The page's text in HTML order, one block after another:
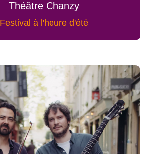
Théâtre Chanzy
Festival à l'heure d'été